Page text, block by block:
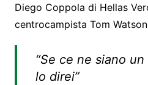
Diego Coppola di Hellas
centrocampista Tom
“Se ce ne siano
lo direi”